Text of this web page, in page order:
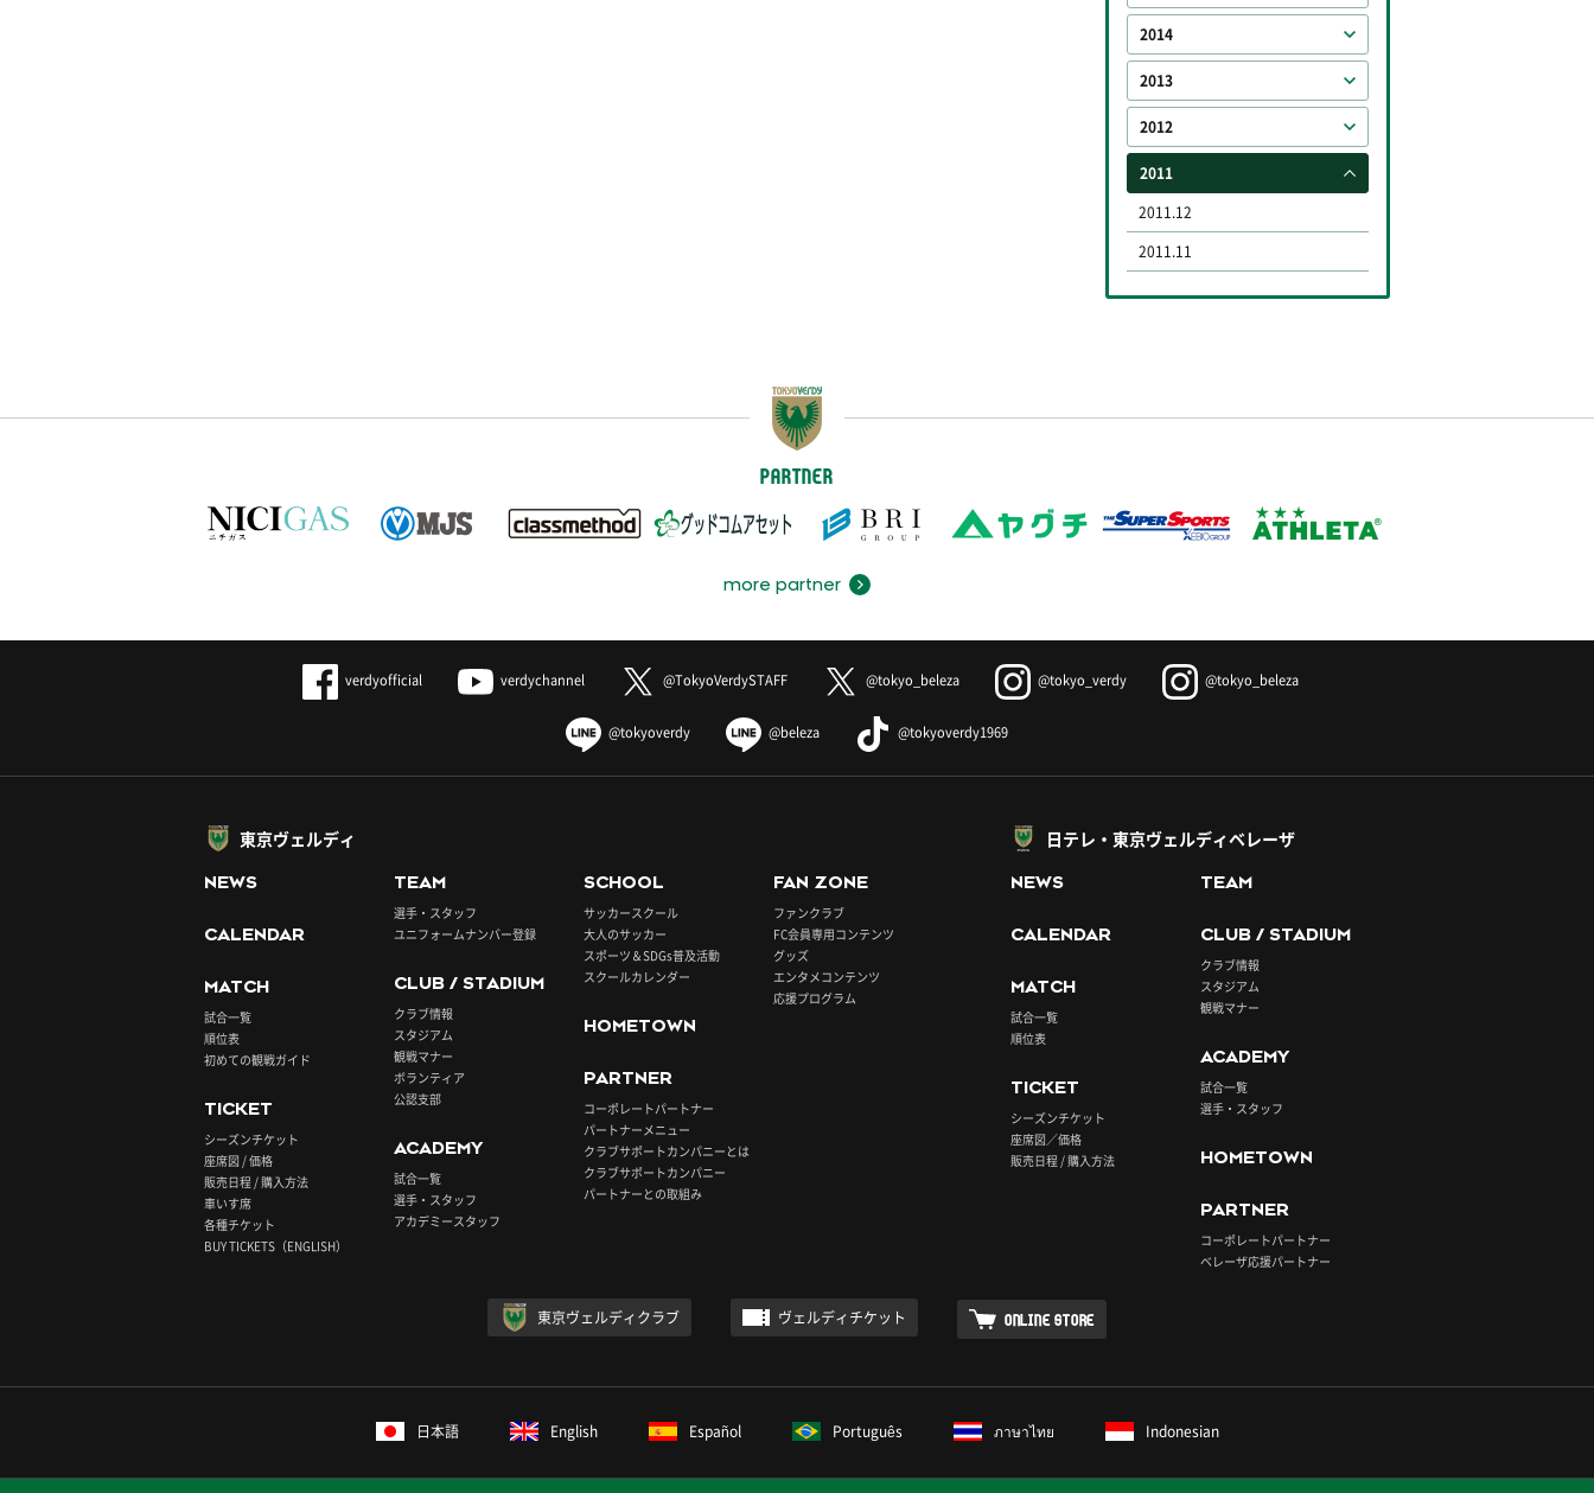
2014
2013
2012
2011
2011.12
2011.11
PARTNER
more partner
verdyofficial verdychannel @TokyoVerdySTAFF @tokyo_beleza @tokyo_verdy @tokyo_beleza
@tokyoverdy @beleza @tokyoverdy1969
東京ヴェルディ
NEWS
CALENDAR
MATCH
試合一覧
順位表
初めての観戦ガイド
TICKET
シーズンチケット
座席図 / 価格
販売日程 / 購入方法
車いす席
各種チケット
BUY TICKETS（ENGLISH）
TEAM
選手・スタッフ
ユニフォームナンバー登録
CLUB / STADIUM
クラブ情報
スタジアム
観戦マナー
ボランティア
公認支部
ACADEMY
試合一覧
選手・スタッフ
アカデミースタッフ
SCHOOL
サッカースクール
大人のサッカー
スポーツ＆SDGs普及活動
スクールカレンダー
HOMETOWN
PARTNER
コーポレートパートナー
パートナーメニュー
クラブサポートカンパニーとは
クラブサポートカンパニー
パートナーとの取組み
FAN ZONE
ファンクラブ
FC会員専用コンテンツ
グッズ
エンタメコンテンツ
応援プログラム
日テレ・東京ヴェルディベレーザ
NEWS
CALENDAR
MATCH
試合一覧
順位表
TICKET
シーズンチケット
座席図／価格
販売日程 / 購入方法
TEAM
CLUB / STADIUM
クラブ情報
スタジアム
観戦マナー
ACADEMY
試合一覧
選手・スタッフ
HOMETOWN
PARTNER
コーポレートパートナー
ベレーザ応援パートナー
東京ヴェルディクラブ ヴェルディチケット ONLINE STORE
日本語 English Español Português ภาษาไทย Indonesian